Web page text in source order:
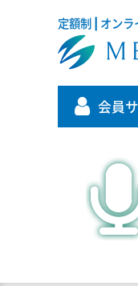
定額制 | オン
会員